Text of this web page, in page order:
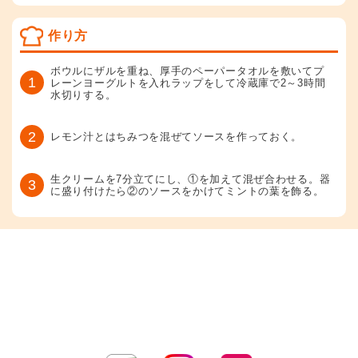
作り方
1
ボウルにザルを重ね、厚手のペーパータオルを敷いてプ
レーンヨーグルトを入れラップをして冷蔵庫で2～3時間
水切りする。
2 レモン汁とはちみつを混ぜてソースを作っておく。
3
生クリームを7分立てにし、①を加えて混ぜ合わせる。器
に盛り付けたら②のソースをかけてミントの葉を飾る。